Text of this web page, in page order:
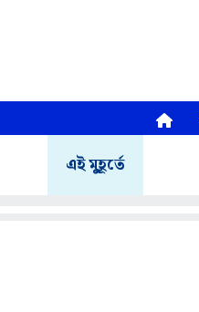
এই মুহূর্তে